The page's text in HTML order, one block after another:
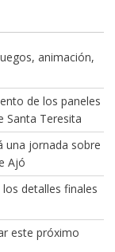
animación,
de los paneles
Santa Teresita
una jornada sobre
Ajó
detalles finales
este próximo